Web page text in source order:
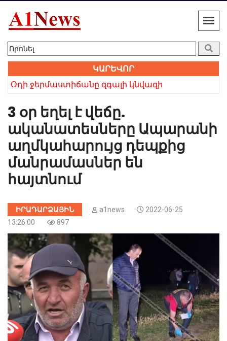
ԿԱՐԵՎՈՐ
Օդի ջերմաստիճանը զգալի կնվազի
3 օր եղել է վեճը.
ականատեսները Ապարանի
աղմկահարույց դեպքից
մանրամասներ են
հայտնում
ԻՐԱԴԱՐՁԱՅԻՆ a1news
2022-06-25
13:26:00
897